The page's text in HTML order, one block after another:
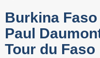
Burkina
Paul
Tour du Faso